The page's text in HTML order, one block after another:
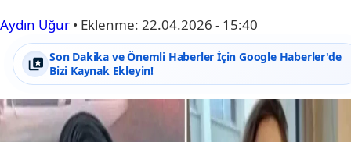
Aydın Uğur • Eklenme: 22.04.2026 - 15:40
Son Dakika ve Önemli Haberler İçin Google Haberler'de
Bizi Kaynak Ekleyin!